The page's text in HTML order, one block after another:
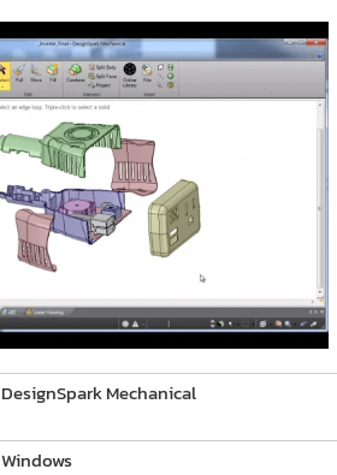
DesignSpark Mechanical
Windows